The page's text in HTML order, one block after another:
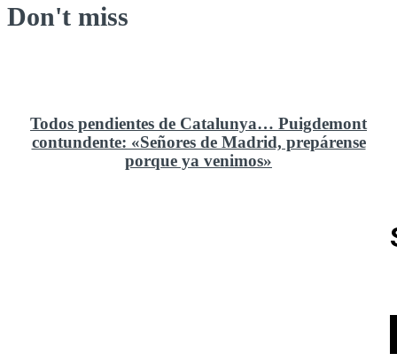
Don't miss
Todos pendientes de Catalunya… Puigdemont
contundente: «Señores de Madrid, prepárense
porque ya venimos»